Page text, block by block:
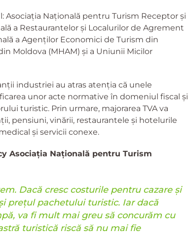
Asociația Națională pentru Turism Receptor și
a Restaurantelor și Localurilor de Agrement
a Agenților Economici de Turism din
Moldova (MHAM) și a Uniunii Micilor
industriei au atras atenția că unele
unor acte normative în domeniul fiscal și
turistic. Prin urmare, majorarea TVA va
pensiuni, vinării, restaurantele și hotelurile
și servicii conexe.
Asociația Națională pentru Turism
Dacă cresc costurile pentru cazare și
prețul pachetului turistic. Iar dacă
va fi mult mai greu să concurăm cu
turistică riscă să nu mai fie